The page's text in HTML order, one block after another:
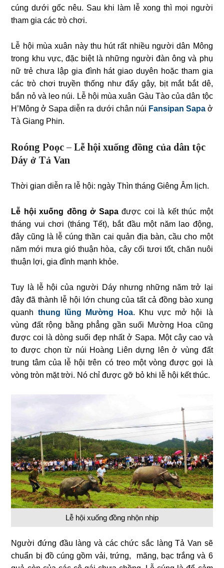
cúng dưới gốc nêu. Sau khi làm lễ xong thì mọi người
tham gia các trò chơi.
Lễ hội mùa xuân này thu hút rất nhiều người dân Mông
trong khu vực, đặc biệt là những người đàn ông và phụ
nữ trẻ chưa lập gia đình hát giao duyên hoặc tham gia
các trò chơi truyền thống như đẩy gậy, bịt mắt bắt dê,
bắn nỏ và leo núi. Lễ hội mùa xuân Gàu Tào của dân tộc
H’Mông ở Sapa diễn ra dưới chân núi Fansipan Sapaở
Tà Giang Phin.
Roóng Poọc – Lễ hội xuống đồng của dân tộc
Dáy ở Tả Van
Thời gian diễn ra lễ hội: ngày Thìn tháng Giêng Âm lịch.
Lễ hội xuống đồng ở Sapađược coi là kết thúc một
tháng vui chơi (tháng Tết), bắt đầu một năm lao động,
đây cũng là lễ cúng thần cai quản địa bàn, cầu cho một
năm mới mưa gió thuận hòa, cây cối tươi tốt, chăn nuôi
thuận lợi, gia đình mạnh khỏe.
Tuy là lễ hội của người Dáy nhưng những năm trở lại
đây đã thành lễ hội lớn chung của tất cả đồng bào xung
quanh thung lũng Mường Hoa. Khu vực mở hội là
vùng đất rộng bằng phẳng gần suối Mường Hoa cũng
được coi là dòng suối đẹp nhất ở Sapa. Một cây cao và
to được chọn từ núi Hoàng Liên dựng lên ở vùng đất
trung tâm của lễ hội trên có treo một vòng được gọi là
vòng tròn mặt trời. Nó chỉ được gỡ bỏ khi lễ hội kết thúc.
Lễ hội xuống đồng nhộn nhịp
Người đứng đầu làng và các chức sắc làng Tả Van sẽ
chuẩn bị đồ cúng gồm vải, trứng, măng, bạc trắng và 6